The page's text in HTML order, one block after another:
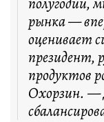
рынка —
оценивает
президент,
продуктов
Охорзин. —